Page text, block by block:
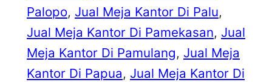
Palopo, Jual Meja Kantor Di Palu
Jual Meja Kantor Di Pamekasan, Jual
Meja Kantor Di Pamulang, Jual Meja
Kantor Di Papua, Jual Meja Kantor Di